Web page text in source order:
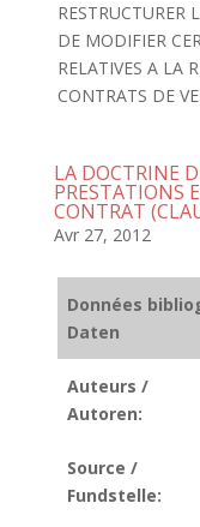
RESTRUCTURER
DE MODIFIER
RELATIVES A LA
CONTRATS DE
LA DOCTRINE
PRESTATIONS
CONTRAT
Avr 27, 2012
Données
Daten
Auteurs /
Autoren:
Source /
Fundstelle: